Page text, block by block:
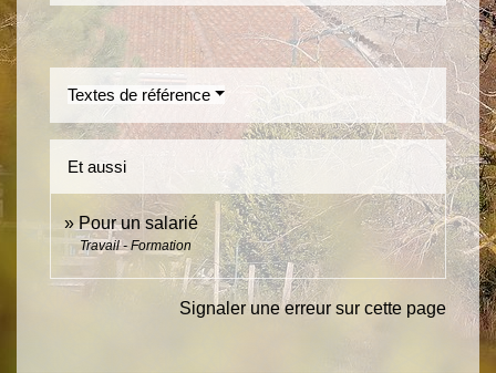
Textes de référence
Et aussi
Pour un salarié
Travail - Formation
Signaler une erreur sur cette page